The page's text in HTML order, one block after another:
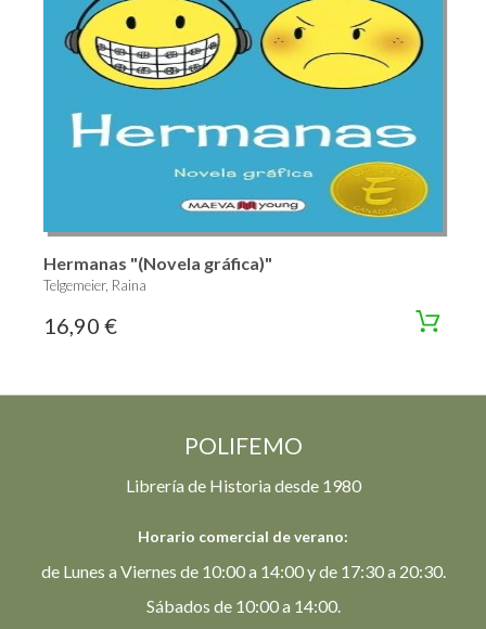
Hermanas "(Novela gráfica)"
Telgemeier, Raina
16,90 €
POLIFEMO
Librería de Historia desde 1980
Horario comercial de verano:
de Lunes a Viernes de 10:00 a 14:00 y de 17:30 a 20:30.
Sábados de 10:00 a 14:00.